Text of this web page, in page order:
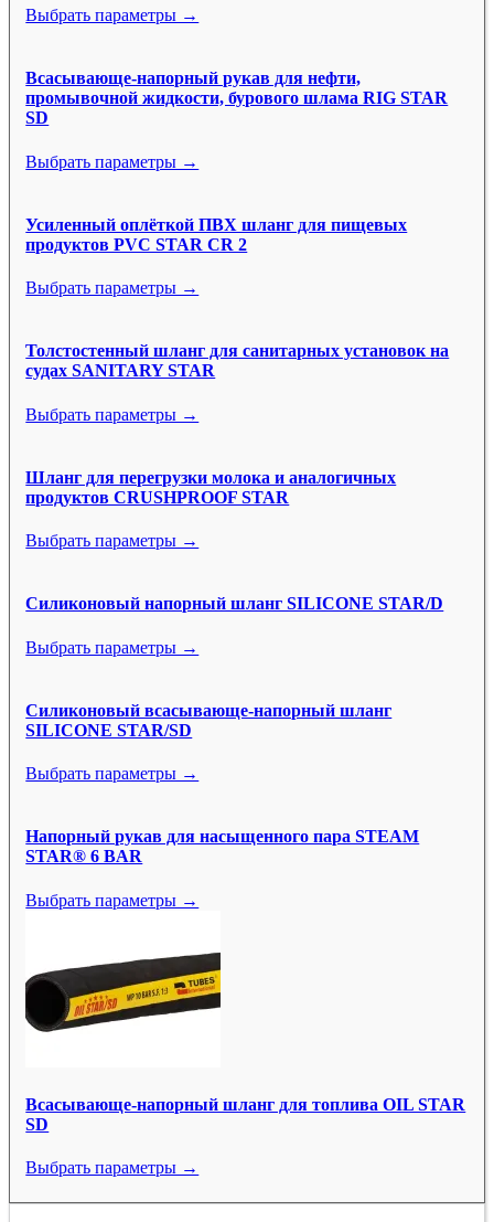
Выбрать параметры →
Всасывающе-напорный рукав для нефти,
промывочной жидкости, бурового шлама RIG STAR
SD
Выбрать параметры →
Усиленный оплёткой ПВХ шланг для пищевых
продуктов PVC STAR CR 2
Выбрать параметры →
Толстостенный шланг для санитарных установок на
судах SANITARY STAR
Выбрать параметры →
Шланг для перегрузки молока и аналогичных
продуктов CRUSHPROOF STAR
Выбрать параметры →
Силиконовый напорный шланг SILICONE STAR/D
Выбрать параметры →
Силиконовый всасывающе-напорный шланг
SILICONE STAR/SD
Выбрать параметры →
Напорный рукав для насыщенного пара STEAM
STAR® 6 BAR
Выбрать параметры →
Всасывающе-напорный шланг для топлива OIL STAR
SD
Выбрать параметры →